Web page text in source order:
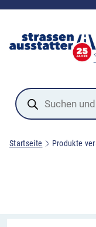
Products
search
Startseite Produkte